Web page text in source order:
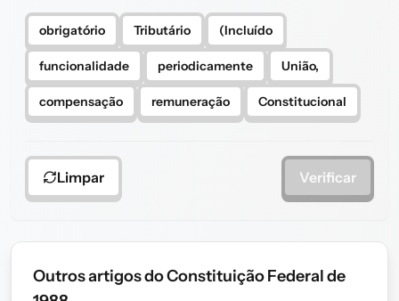
obrigatório Tributário (Incluído
funcionalidade periodicamente União,
compensação remuneração Constitucional
Limpar Verificar
Outros artigos do Constituição Federal de